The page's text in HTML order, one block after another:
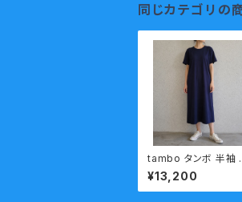
同じカテゴリの
tambo タンボ 半袖
ンピース Hight
r ハイフラッターDT6
度詰め 吊り編み
¥13,200